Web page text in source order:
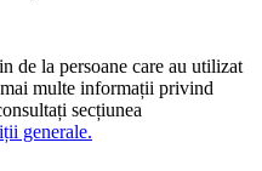
de la persoane care au utilizat
multe informații privind
secțiunea
generale.